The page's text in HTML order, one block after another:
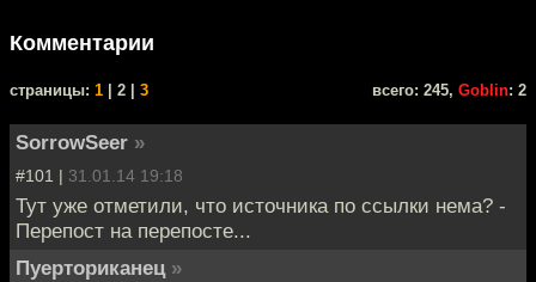
Комментарии
cтраницы: 1 | 2 | 3 всего: 245, Goblin: 2
SorrowSeer »
#101 | 31.01.14 19:18
Тут уже отметили, что источника по ссылки нема? -
Перепост на перепосте...
Пуерториканец »